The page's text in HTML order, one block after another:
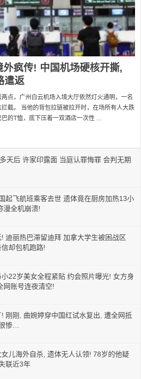
外疯传! 中国机场硬核开撕,
遣返
点，广州白云机场入境大厅依然灯火通明，一名
截。 当他的背包拉链被拉开时，在场所有人大跌
的T恤，底下压着一双酒店一次性 …
天后 许家印露面 当庭认罪悔罪 会判无期
起飞航班乘客去世 遗体竟在厨房加热13小
漫全机崩溃!
! 迪丽热巴滞留迪拜 加拿大学生被困战区
却包机跑路!
22岁美女全程紧贴 约会照片曝光! 女方身
网账号连夜清空!
刚刚, 曲婉婷穿中国红试水复出, 遭全网抵
惨…
儿海外自杀, 遗体无人认领! 78岁的他疑
联近3年